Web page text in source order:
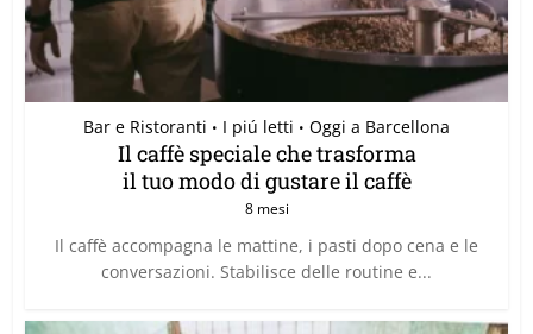
Bar e Ristoranti • I piú letti • Oggi a Barcellona
Il caffè speciale che trasforma
il tuo modo di gustare il caffè
8 mesi
Il caffè accompagna le mattine, i pasti dopo cena e le
conversazioni. Stabilisce delle routine e...